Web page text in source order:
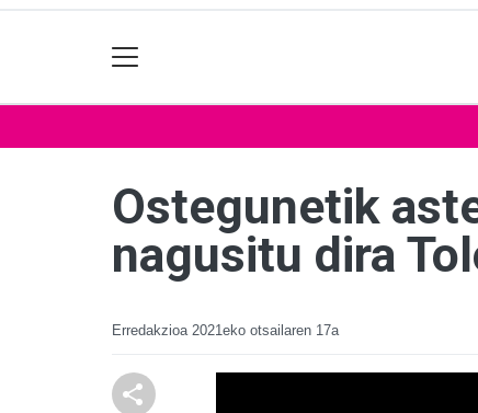
Ostegunetik
nagusitu dira
Erredakzioa 2021eko otsailaren 17a